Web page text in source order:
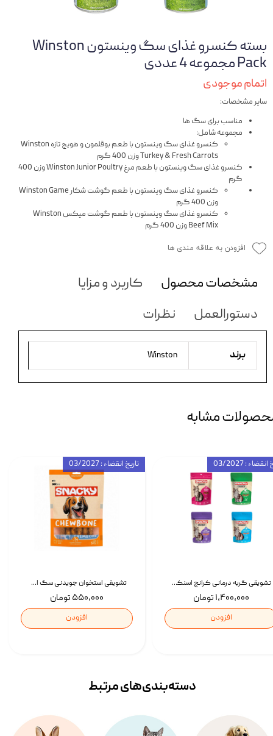
بسته کنسرو غذای سگ وینستون Winston
Pack مجموعه 4 عددی
اتمام موجودی
سایر مشخصات:
مناسب برای سگ ها
مجموعه شامل:
کنسرو غذای سگ وینستون با طعم بوقلمون و هویج تازه Winston
Turkey & Fresh Carrots وزن 400 گرم
کنسرو غذای سگ وینستون با طعم مرغ Winston Junior Poultry وزن 400
گرم
کنسرو غذای سگ وینستون با طعم گوشت شکار Winston Game
وزن 400 گرم
کنسرو غذای سگ وینستون با طعم گوشت میکس Winston
Beef Mix وزن 400 گرم
افزودن به علاقه مندی ها
مشخصات محصول
کاربرد و مزایا
دستورالعمل
نظرات
برند Winston
مشابه
تشویقی استخوان جویدنی سگ اسنکی کرانچی با طعم مرغ Snacky Crunchy Munchy وزن 100 گرم
۵۵۰,۰۰۰ تومان
افزودن
تاریخ انقضاء : 03/2027
تشویقی گربه درمانی کرانچ اسنکی با طعم میکس Snacky Crunch Cat Treats وزن 60 گرم بسته 4 عددی
۱,۴۰۰,۰۰۰ تومان
افزودن
: 03/2027
دسته‌بندی‌‌های مرتبط